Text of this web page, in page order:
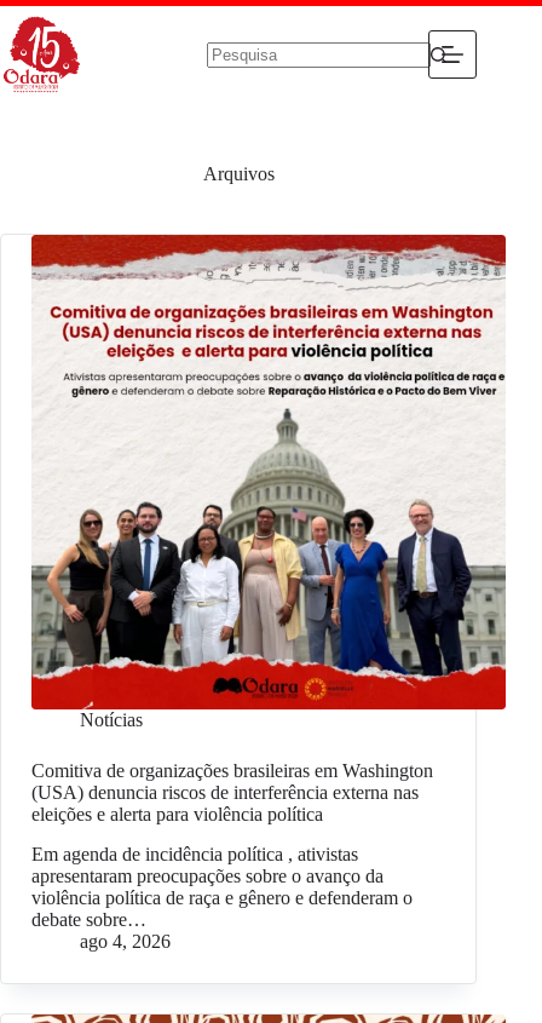
Pular
para
conteúdo
Arquivos
Notícias
Comitiva de organizações brasileiras em Washington
(USA) denuncia riscos de interferência externa nas
eleições e alerta para violência política
Em agenda de incidência política , ativistas
apresentaram preocupações sobre o avanço da
violência política de raça e gênero e defenderam o
debate sobre…
ago 4, 2026